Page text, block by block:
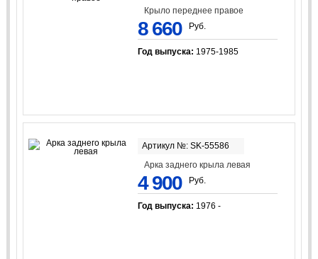
Крыло переднее правое
8 660 Руб.
Год выпуска: 1975-1985
Артикул №: SK-55586
Арка заднего крыла левая
4 900 Руб.
Год выпуска: 1976 -